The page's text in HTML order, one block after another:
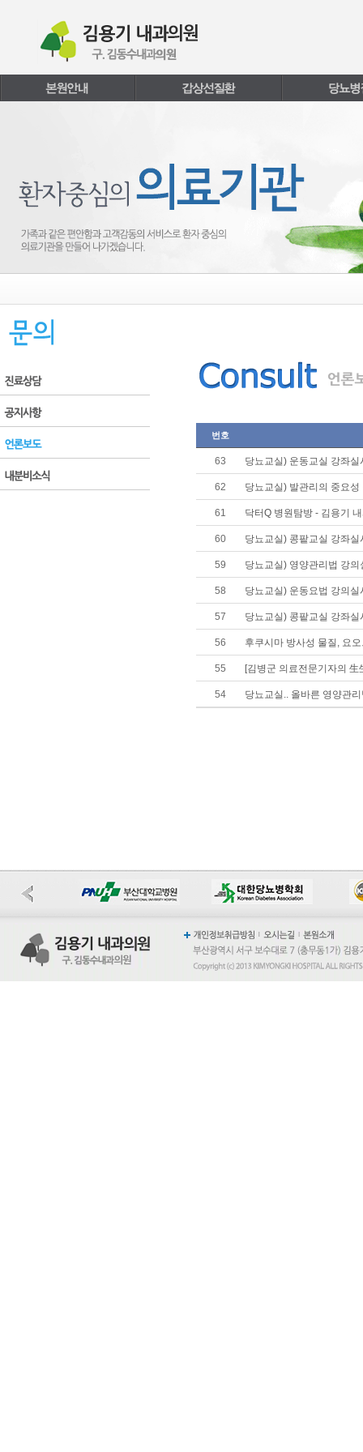
번호
63 당뇨교실) 운동교실 강좌실
62 당뇨교실) 발관리의 중요성
61 닥터Q 병원탐방 - 김용기
60 당뇨교실) 콩팥교실 강좌실
59 당뇨교실) 영양관리법 강의
58 당뇨교실) 운동요법 강의실
57 당뇨교실) 콩팥교실 강좌실
56 후쿠시마 방사성 물질, 요
55 [김병군 의료전문기자의
54 당뇨교실.. 올바른 영양관